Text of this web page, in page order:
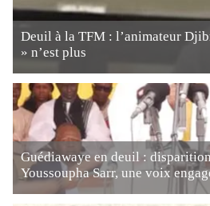
Deuil à la TFM : l’animateur
» n’est plus
Guédiawaye en deuil :
Youssoupha Sarr, une voix